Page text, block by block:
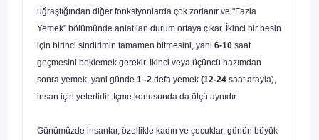
uğraştığından diğer fonksiyonlarda çok zorlanır ve "Fazla
Yemek" bölümünde anlatılan durum ortaya çıkar. İkinci bir besin
için birinci sindirimin tamamen bitmesini, yani 6-10 saat
geçmesini beklemek gerekir. İkinci veya üçüncü hazımdan
sonra yemek, yani günde 1 -2 defa yemek (12-24 saat arayla),
insan için yeterlidir. İçme konusunda da ölçü aynıdır.
Günümüzde insanlar, özellikle kadın ve çocuklar, günün büyük